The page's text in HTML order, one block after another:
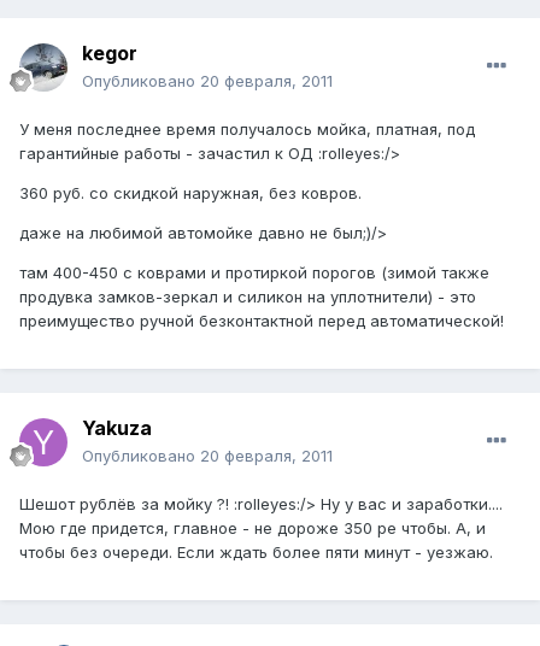
kegor
Опубликовано 20 февраля, 2011
У меня последнее время получалось мойка, платная, под
гарантийные работы - зачастил к ОД :rolleyes:/>
360 руб. со скидкой наружная, без ковров.
даже на любимой автомойке давно не был;)/>
там 400-450 с коврами и протиркой порогов (зимой также
продувка замков-зеркал и силикон на уплотнители) - это
преимущество ручной безконтактной перед автоматической!
Yakuza
Опубликовано 20 февраля, 2011
Шешот рублёв за мойку ?! :rolleyes:/> Ну у вас и заработки....
Мою где придется, главное - не дороже 350 ре чтобы. А, и
чтобы без очереди. Если ждать более пяти минут - уезжаю.